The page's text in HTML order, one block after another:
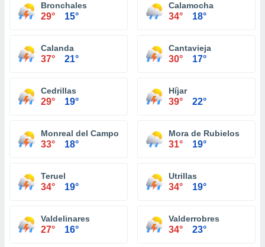
Bronchales
29° 15°
Calamocha
34° 18°
Calanda
37° 21°
Cantavieja
30° 17°
Cedrillas
29° 19°
Híjar
39° 22°
Monreal del Campo
33° 18°
Mora de Rubielos
31° 19°
Teruel
34° 19°
Utrillas
34° 19°
Valdelinares
27° 16°
Valderrobres
34° 23°